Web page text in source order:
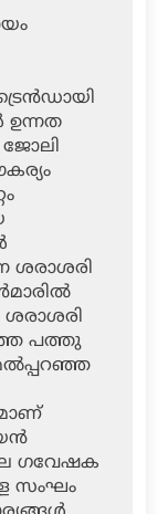
ഉന്നത
ജോലി
ശരാശരി
പത്തു
ഗവേഷക
സംഘം